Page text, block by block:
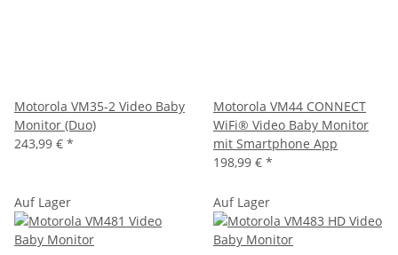
Motorola VM35-2 Video Baby
Monitor (Duo)
243,99 € *
Motorola VM44 CONNECT
WiFi® Video Baby Monitor
mit Smartphone App
198,99 € *
Auf Lager Auf Lager